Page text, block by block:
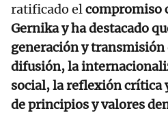
ratificado elcompromiso
Gernika y ha destacado
generación y
difusión, la
social, la reflexión crítica
de principios y valores